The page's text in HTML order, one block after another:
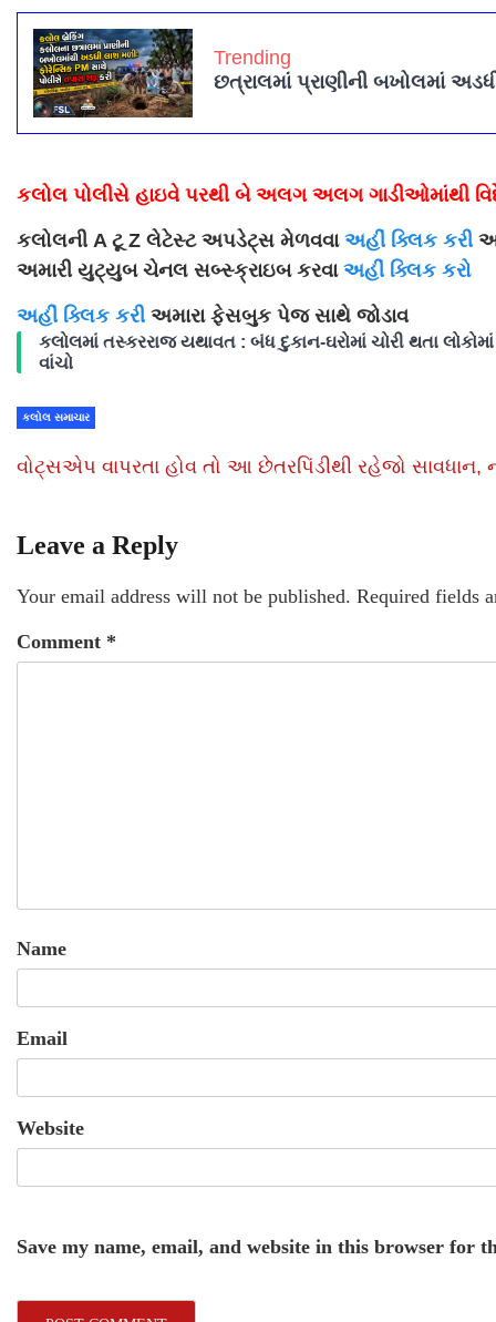
Trending
છત્રાલમાં પ્રાણીની બખોલમાં
કલોલ પોલીસે હાઇવે પરથી બે અલગ અલગ ગાડીઓમાંથી
કલોલની A ટૂ Z લેટેસ્ટ અપડેટ્સ મેળવવા અહીં ક્લિક કરી
અમારી યુટ્યુબ ચેનલ સબ્સ્ક્રાઇબ કરવા અહીં ક્લિક કરો
અહીં ક્લિક કરી અમારા ફેસબુક પેજ સાથે જોડાવ
કલોલમાં તસ્કરરાજ યથાવત : બંધ દુકાન-ઘરોમાં ચોરી થતા
વાંચો
કલોલ સમાચાર
વોટ્સએપ વાપરતા હોવ તો આ છેતરપિંડીથી રહેજો સાવધાન,
Leave a Reply
Your email address will not be published. Required fields
Comment *
Name
Email
Website
Save my name, email, and website in this browser for